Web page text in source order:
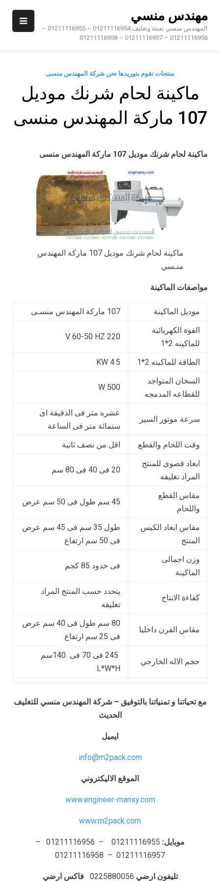
content
مهندس منسي
المهندس منسي تعبئة وتغليف 01211116954 – 01211116955 –
01211116956 – 01211116957 – 01211116958
منتجات نقوم بتوريدها نحن شركة المهندس منسى
ماكينة لحام شرنك موديل
107 ماركة المهندس منسى
ماكينة لحام شرنك موديل 107 ماركة المهندس منسى
ماكينة لحام شرنك موديل 107 ماركة المهندس
منـسي
مواصفات الماكينة
موديل الماكينة
107 ماركة المهندس منسـى
القوة الكهربائية
للماكينه 2*1
V 60-50 HZ 220
الطاقة للماكينه 2*1
4.5 KW
السخان المتواجد
للقطاعه المدمجه
500 W
سرعة موتور السير
عشره متر فى الدقيقة اى
ستمائة متر فى الساعة
وقت اللحام والقطع
اقل من نصف ثانية
ابعاد قصوى للمنتج
المراد تغليفه
20 فى 40 فى 80 سم
مقاس القطع
واللحام
45 سم طول فى 50 سم عرض
مقاس ابعاد الكيس
المنتج
طول 35 سم فى 45 سم عرض
فى 50 سم ارتفاع
وزن اجمالى
الماكينة
فى حدود 85 كجم
كفاءة الانتاج
يتحدد حسب المنتج المراد
تغليفه
مقاس الفرن داخليا
80 سم طول فى 40 سم عرض
فى 25 سم ارتفاع
حجم الاله الخارجي
245 فى 70 فى 140سم
L*W*H
مع تحياتنا و تمنياتنا بالتوفيق – شركة المهندس منسي للتغليف
الحديث
ايميل
info@m2pack.com
الموقع الاليكتروني
www.engineer-mansy.com
www.m2pack.com
موبايل:
01211116955 – 01211116956 –
01211116957 – 01211116958
تليفون ارضي 0225880056 فاكس ارضي